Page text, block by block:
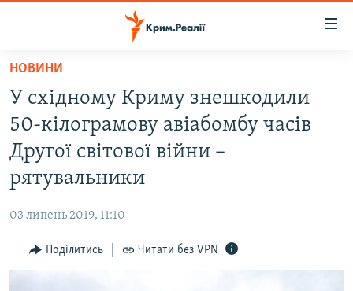
Перейти
основного
матеріалу
Перейти
до
основної
Перейти
пошуку
ВОДА.КРИМ
ВІДЕО ТА ФОТО
ІНТЕРВ'Ю
НОВИНИ
У східному Криму знешкодили
50-кілограмову авіабомбу часів
Другої світової війни –
рятувальники
03 липень 2019, 11:10
Поділитись Читати без VPN